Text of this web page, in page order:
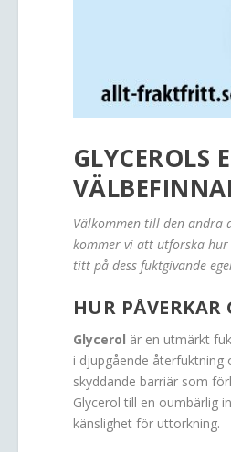
GLYCEROLS
Välkommen till den andra
kommer vi att utforska
titt på dess fuktgivande
HUR PÅVERKAR
Glycerol är en utmärkt
i djupgående återfuktning
skyddande barriär som
Glycerol till en oumbärlig
känslighet för uttorkning.